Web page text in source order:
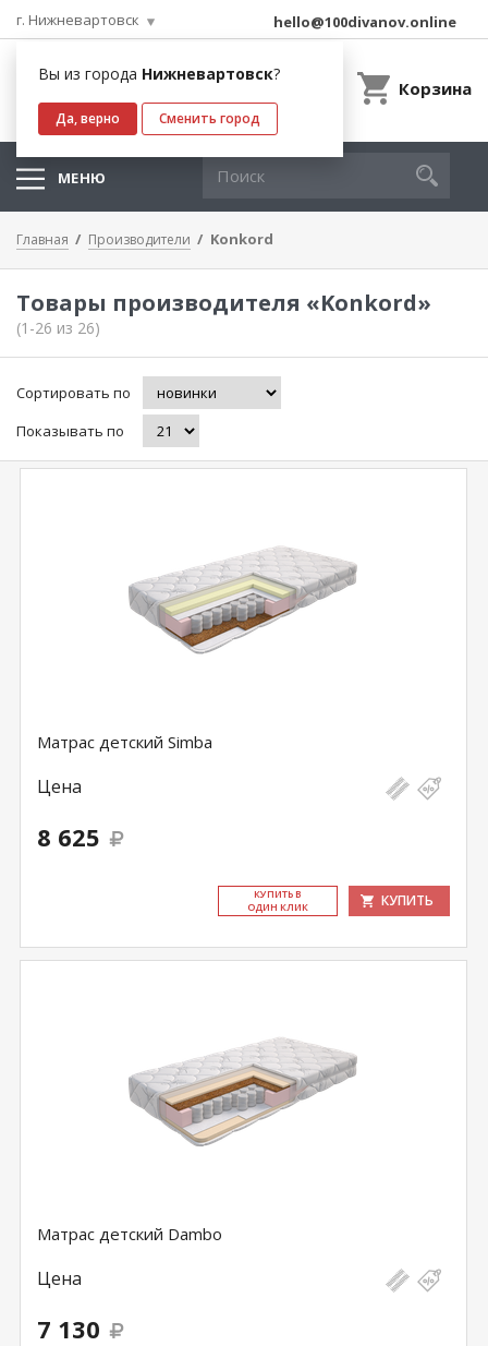
г. Нижневартовск
Вы из города Нижневартовск?
Да, верно Сменить город
hello@100divanov.online
Корзина
МЕНЮ
Главная Производители Konkord
Товары производителя «Konkord»
(1-26 из 26)
Сортировать по
Показывать по
Матрас детский Simba
Цена
8 625
КУ­ПИТЬ В
ОДИН КЛИК
КУПИТЬ
Матрас детский Dambo
Цена
7 130